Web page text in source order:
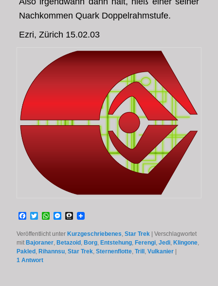
Nachkommen Quark Doppelrahmstufe.
Ezri, Zürich 15.02.03
Facebook
TwitterWhatsApp
Messenger
Threema
Veröffentlicht unter Kurzgeschriebenes,Star Trek |Verschlagwortet
mit Bajoraner, Betazoid , Borg, Entstehung, Ferengi,Jedi, Klingone,
Pakled , Rihannsu,Star Trek,Sternenflotte,Trill ,Vulkanier
1 Antwort